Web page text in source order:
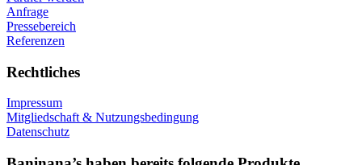
Anfrage
Pressebereich
Referenzen
Rechtliches
Impressum
Mitgliedschaft & Nutzungsbedingung
Datenschutz